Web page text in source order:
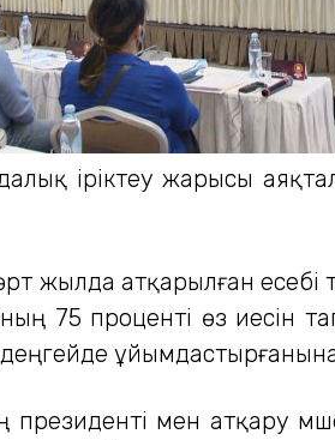
іріктеу жарысы
атқарылған есебі
75 проценті өз иесін
ұйымдастырғанына
президенті мен атқару